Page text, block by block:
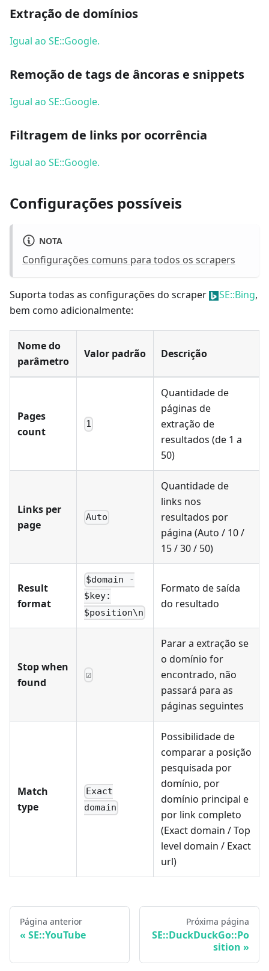
Extração de domínios
Igual ao SE::Google.
Remoção de tags de âncoras e snippets
Igual ao SE::Google.
Filtragem de links por ocorrência
Igual ao SE::Google.
Configurações possíveis
NOTA
Configurações comuns para todos os scrapers
Suporta todas as configurações do scraper SE::Bing,
bem como adicionalmente:
Nome do
parâmetro
Valor padrão Descrição
Pages
count
1
Quantidade de
páginas de
extração de
resultados (de 1 a
50)
Links per
page
Auto
Quantidade de
links nos
resultados por
página (Auto / 10 /
15 / 30 / 50)
Result
format
$domain -
$key:
$position\n
Formato de saída
do resultado
Stop when
found
☑
Parar a extração se
o domínio for
encontrado, não
passará para as
páginas seguintes
Match
type
Exact
domain
Possibilidade de
comparar a posição
pesquisada por
domínio, por
domínio principal e
por link completo
(Exact domain / Top
level domain / Exact
url)
Página anterior
SE::YouTube
Próxima página
SE::DuckDuckGo::Po
sition